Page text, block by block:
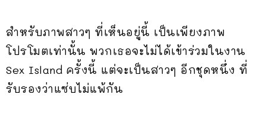
สำหรับภาพสาวๆ ที่เห็นอยู่นี้ เป็นเพียงภาพ
โปรโมตเท่านั้น พวกเธอจะไม่ได้เข้าร่วมในงาน
Sex Island ครั้งนี้ แต่จะเป็นสาวๆ อีกชุดหนึ่ง ที่
รับรองว่าแซ่บไม่แพ้กัน